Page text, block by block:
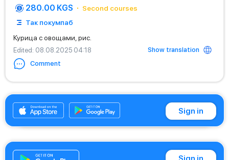
280.00 KGS
Second courses
Так покумпаб
Курица с овощами, рис.
Edited: 08.08.2025 04:18
Show translation
Comment
+996501910900 Sign in